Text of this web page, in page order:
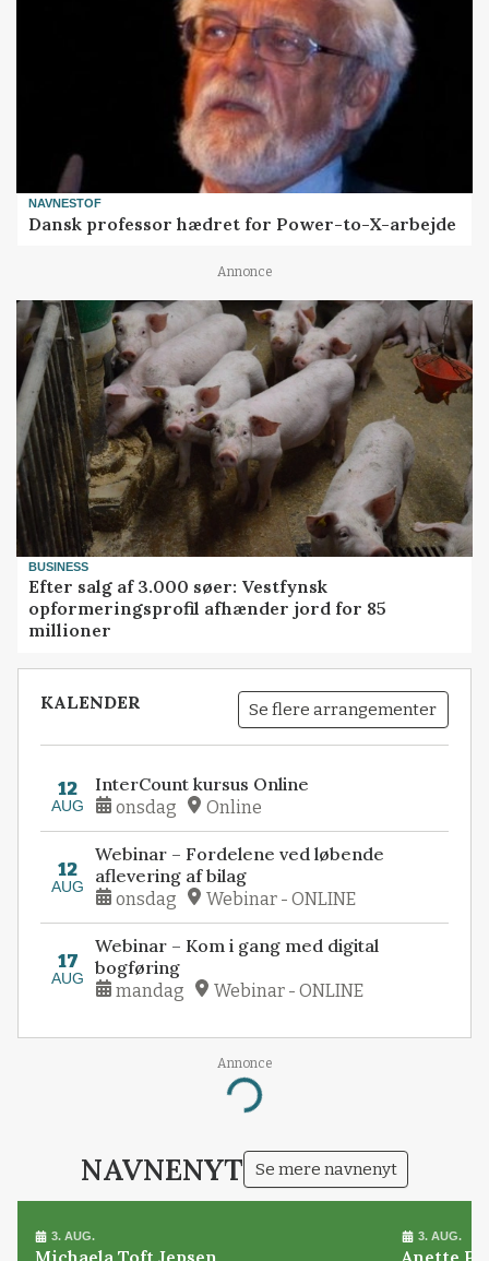
NAVNESTOF
Dansk professor hædret for Power-to-X-arbejde
Annonce
BUSINESS
Efter salg af 3.000 søer: Vestfynsk
opformeringsprofil afhænder jord for 85
millioner
KALENDER Se flere arrangementer
12
AUG
InterCount kursus Online
onsdag Online
12
AUG
Webinar – Fordelene ved løbende
aflevering af bilag
onsdag Webinar - ONLINE
17
AUG
Webinar – Kom i gang med digital
bogføring
mandag Webinar - ONLINE
Annonce
Loading...
NAVNENYT Se mere navnenyt
3. AUG.
Michaela Toft Jepsen
3. AUG.
Anette